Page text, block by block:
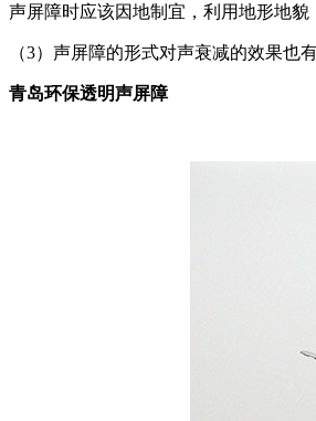
声屏障时应该因地制宜，利用地形地貌
（3）声屏障的形式对声衰减的效果
青岛环保透明声屏障